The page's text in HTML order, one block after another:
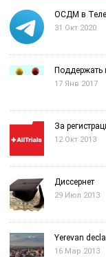
ОСДМ в
31 Окт 2020
17 Янв 2017
За
12 Окт 2013
Диссернет
29 Июл 2013
Yerevan
16 Мар 2013